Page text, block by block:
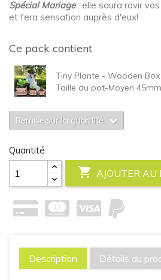
Spécial Mariage: elle saura ravir
et fera sensation auprès d'eux!
Ce pack contient
Tiny Plante - Wooden Box
Taille du pot-Moyen 45mm
Remise sur la quantité
Quantité
 AJOUTER AU
Description Détails du